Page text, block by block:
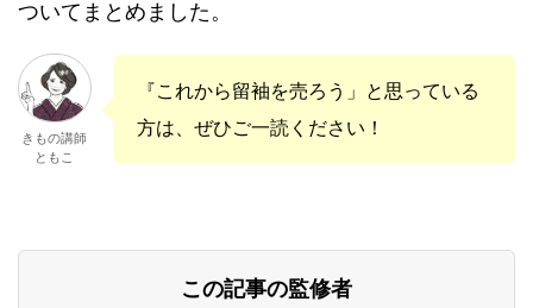
ついてまとめました。
きもの講師
ともこ
『これから留袖を売ろう」と思っている
方は、ぜひご一読ください！
この記事の監修者